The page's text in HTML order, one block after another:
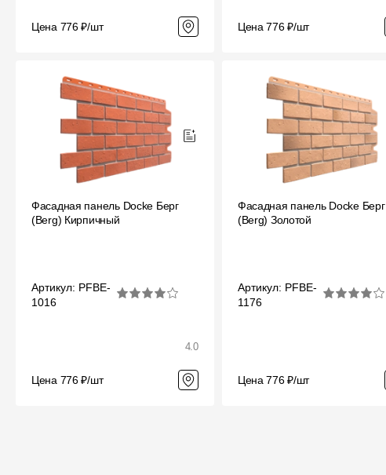
Водосборник
Цена 776 ₽/шт Цена 776 ₽/шт
Фасадная панель Docke Берг
(Berg) Кирпичный
Артикул: PFBE-
1016
4.0
Цена 776 ₽/шт
Фасадная панель Docke Берг
(Berg) Золотой
Артикул: PFBE-
1176
Цена 776 ₽/шт